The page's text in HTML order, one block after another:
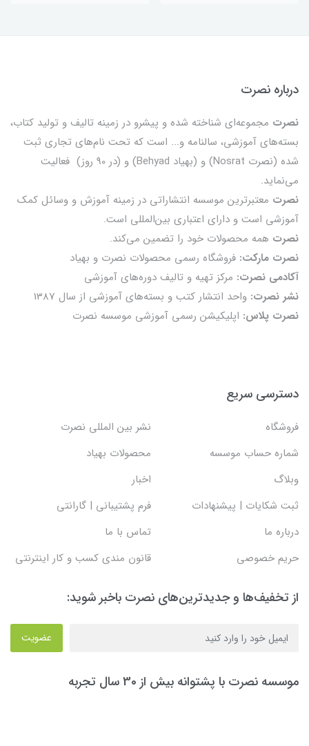
درباره نصرت
نصرت مجموعه‌ای شناخته شده و پیشرو در زمینه تالیف و تولید کتاب،
بسته‌های آموزشی، سالنامه و... است که تحت نام‌های تجاری ثبت
شده (نصرت Nosrat) و (بهیاد Behyad) و (در 90 روز) فعالیت
می‌نماید.
نصرت معتبرترین موسسه انتشاراتی در زمینه آموزش و وسائل کمک
آموزشی است و دارای اعتباری بین‌المللی است.
نصرت همه محصولات خود را تضمين می‌كند.
نصرت مارکت: فروشگاه رسمی محصولات نصرت و بهیاد
آکادمی نصرت: مرکز تهیه و تالیف دوره‌های آموزشی
نشر نصرت: واحد انتشار کتب و بسته‌های آموزشی از سال 1387
نصرت پلاس: اپلیکیشن رسمی آموزشی موسسه نصرت
دسترسی سریع
فروشگاه
نشر بین المللی نصرت
شماره حساب موسسه
محصولات بهیاد
وبلاگ
اخبار
ثبت شکایات | پیشنهادات
فرم پشتیبانی | گارانتی
درباره ما
تماس با ما
حریم خصوصی
قانون مندی کسب و کار اینترنتی
از تخفیف‌ها و جدیدترین‌های نصرت باخبر شوید:
عضویت
موسسه نصرت با پشتوانه بیش از 30 سال تجربه